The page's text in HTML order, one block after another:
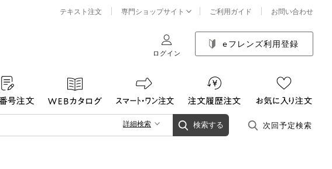
テキスト注文 専門ショップサイト ご利用ガイド お問い合わせ
ログイン
eフレンズ利用登録
検索する
詳細検索 次回予定検索